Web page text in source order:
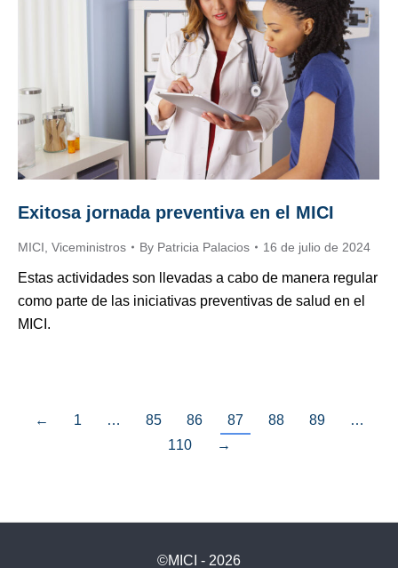
Exitosa jornada preventiva en el MICI
MICI, Viceministros By Patricia Palacios 16 de julio de 2024
Estas actividades son llevadas a cabo de manera regular
como parte de las iniciativas preventivas de salud en el
MICI.
← 1 … 85 86 87 88 89
…
110
→
©MICI - 2026